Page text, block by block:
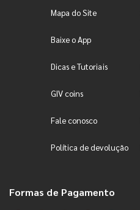
Mapa do Site
Baixe o App
Dicas e Tutoriais
GIV coins
Fale conosco
Política de devolução
Formas de Pagamento